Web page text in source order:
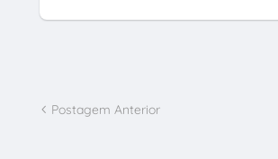
Postagem Anterior